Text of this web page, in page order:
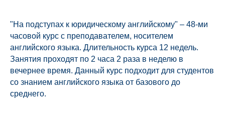
"На подступах к юридическому английскому" – 48-ми
часовой курс с преподавателем, носителем
английского языка. Длительность курса 12 недель.
Занятия проходят по 2 часа 2 раза в неделю в
вечернее время. Данный курс подходит для студентов
со знанием английского языка от базового до
среднего.